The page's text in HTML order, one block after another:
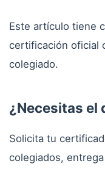
Este artículo tiene
certificación oficial
colegiado.
¿Necesitas el
Solicita tu
colegiados,